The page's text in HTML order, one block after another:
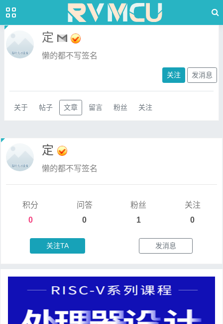
定
懒的都不写签名
关注 发消息
关于 帖子 文章 留言 粉丝 关注
定
懒的都不写签名
积分
0
问答
0
粉丝
1
关注
0
关注TA 发消息